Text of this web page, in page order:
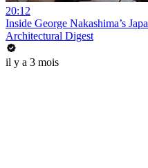
20:12
Inside George Nakashima’s
Architectural Digest
il y a 3 mois